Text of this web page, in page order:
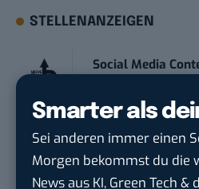
Smarter als
Sei anderen immer einen
Morgen bekommst du die
News aus KI, Green Tech
STELLENANZEIGEN
Social Media
Anforderungs-
touristische...